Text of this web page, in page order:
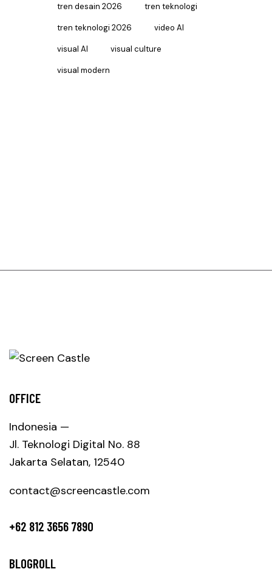
tren desain 2026 tren teknologi
tren teknologi 2026 video AI
visual AI visual culture
visual modern
OFFICE
Indonesia —
Jl. Teknologi Digital No. 88
Jakarta Selatan, 12540
contact@screencastle.com
+62 812 3656 7890
BLOGROLL